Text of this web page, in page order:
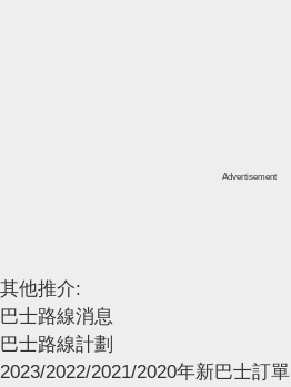
Advertisement
其他推介:
巴士路線消息
巴士路線計劃
2023/2022/2021/2020年新巴士訂單